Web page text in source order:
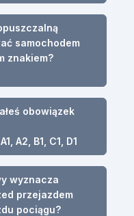
samochodem
znakiem?
obowiązek
A2, B1, C1, D1
wyznacza
przejazdem
pociągu?